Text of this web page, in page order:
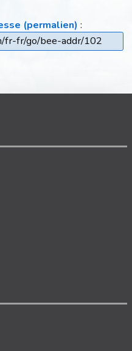
(permalien) :
fr-fr/go/bee-addr/102